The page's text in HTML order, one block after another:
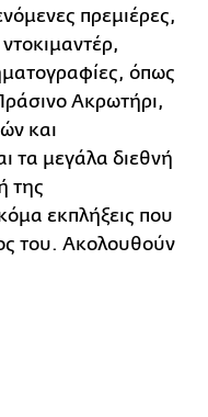
πρεμιέρες,
όπως
Ακρωτήρι,
και
τα μεγάλα διεθνή
της
εκπλήξεις που
του. Ακολουθούν